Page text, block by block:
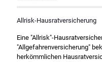
Allrisk-Hausratversicherung
Eine "Allrisk"-
"Allgefahrenversicherung"
herkömmlichen